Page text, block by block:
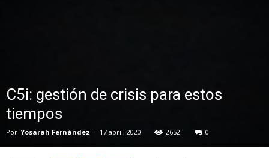
C5i: gestión de crisis para estos
tiempos
Por Yosarah Fernández - 17 abril, 2020 2652 0